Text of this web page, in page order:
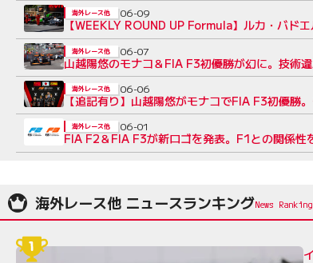
【WEEKLY ROUND UP Formula】ルカ・バド
海外レース他 06-09
山越陽悠のモナコ＆FIA F3初優勝が幻に。技術
海外レース他 06-07
【追記有り】山越陽悠がモナコでFIA F3初優勝
海外レース他 06-06
FIA F2＆FIA F3が新ロゴを発表。F1との関係性
海外レース他 06-01
海外レース他 ニュースランキング